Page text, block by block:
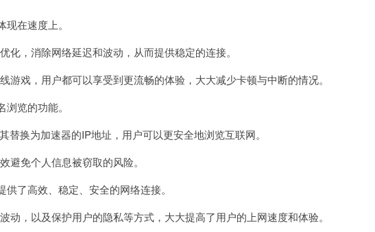
在速度上。
，消除网络延迟和波动，从而提供稳定的连接。
戏，用户都可以享受到更流畅的体验，大大减少卡顿与中断的情况。
览的功能。
换为加速器的IP地址，用户可以更安全地浏览互联网。
免个人信息被窃取的风险。
了高效、稳定、安全的网络连接。
，以及保护用户的隐私等方式，大大提高了用户的上网速度和体验。